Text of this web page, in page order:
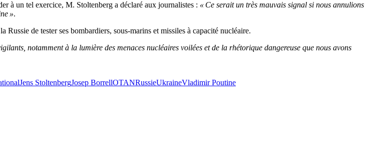
à un tel exercice, M. Stoltenberg a déclaré aux journalistes : « Ce serait un très mauvais signal si nous annulions
».
de tester ses bombardiers, sous-marins et missiles à capacité nucléaire.
notamment à la lumière des menaces nucléaires voilées et de la rhétorique dangereuse que nous avons
Jens StoltenbergJosep BorrellOTANRussieUkraineVladimir Poutine